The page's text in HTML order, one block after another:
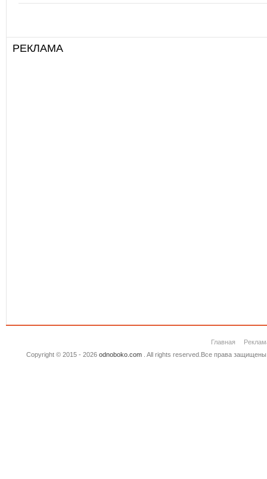
РЕКЛАМА
Главная
Copyright © 2015 - 2026 odnoboko.com. All rights reserved.Все права защищены.